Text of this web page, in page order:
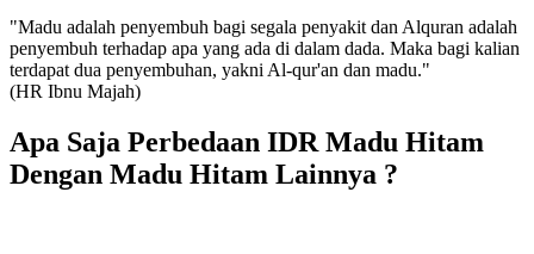
"Madu adalah penyembuh bagi segala penyakit dan Alquran adalah
penyembuh terhadap apa yang ada di dalam dada. Maka bagi kalian
terdapat dua penyembuhan, yakni Al-qur'an dan madu."
(HR Ibnu Majah)
Apa Saja Perbedaan IDR Madu Hitam
Dengan Madu Hitam Lainnya ?